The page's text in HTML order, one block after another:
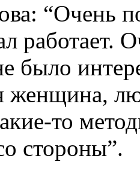
“Очень
работает.
было
женщина,
то
стороны”.